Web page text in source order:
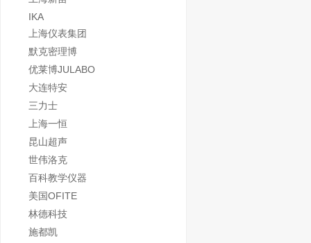
IKA
上海仪表集团
默克密理博
优莱博JULABO
大连特安
三力士
上海一恒
昆山超声
世伟洛克
百科教学仪器
美国OFITE
林德科技
施都凯